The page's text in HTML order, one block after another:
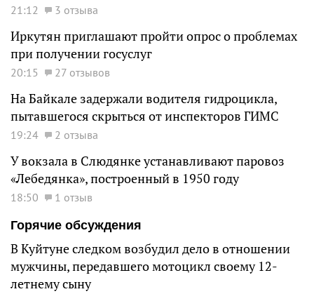
21:12 3 отзыва
Иркутян приглашают пройти опрос о проблемах
при получении госуслуг
20:15 27 отзывов
На Байкале задержали водителя гидроцикла,
пытавшегося скрыться от инспекторов ГИМС
19:24 2 отзыва
У вокзала в Слюдянке устанавливают паровоз
«Лебедянка», построенный в 1950 году
18:50
1 отзыв
Горячие обсуждения
В Куйтуне следком возбудил дело в отношении
мужчины, передавшего мотоцикл своему 12-
летнему сыну